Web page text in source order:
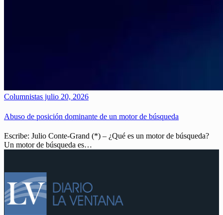
Columnistas julio 20, 2026
Abuso de posición dominante de un motor de búsqueda
Escribe: Julio Conte-Grand (*) – ¿Qué es un motor de búsqueda?
Un motor de búsqueda es…